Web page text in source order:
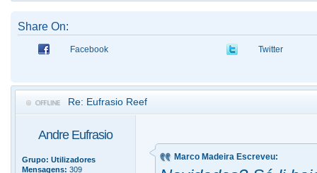
Share On:
Facebook Twitter
Re: Eufrasio Reef
Andre Eufrasio
Grupo: Utilizadores
Mensagens: 309
Marco Madeira Escreveu: